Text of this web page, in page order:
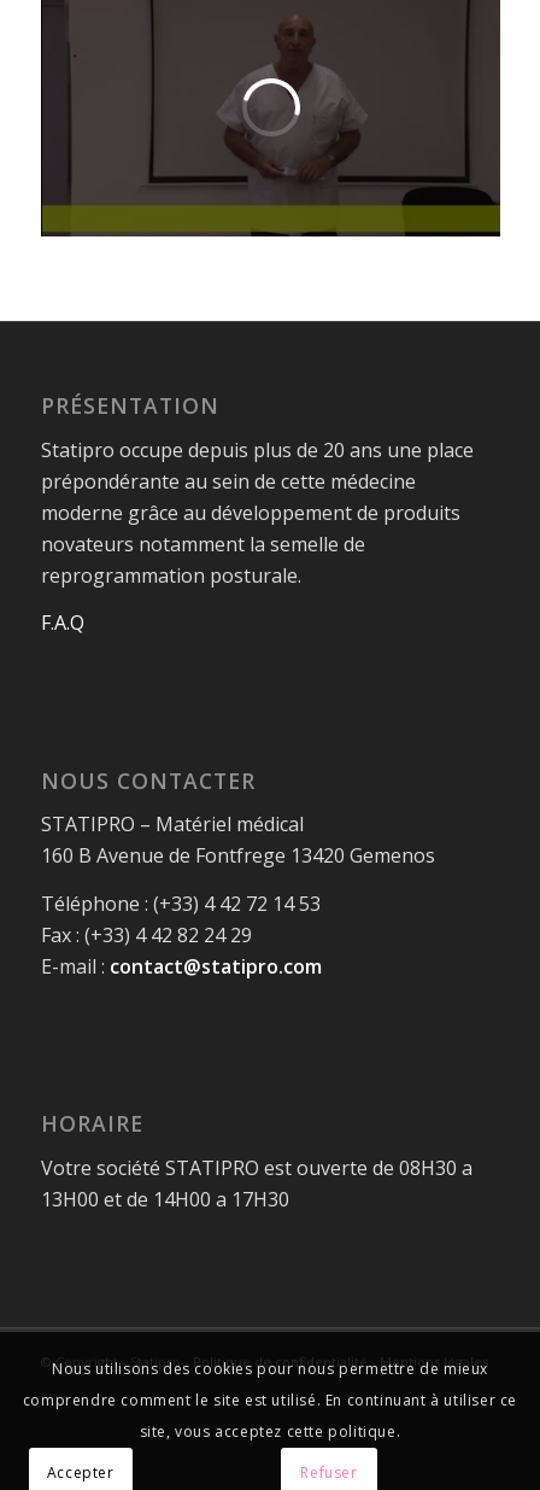
PRÉSENTATION
Statipro occupe depuis plus de 20 ans une place
prépondérante au sein de cette médecine
moderne grâce au développement de produits
novateurs notamment la semelle de
reprogrammation posturale.
F.A.Q
NOUS CONTACTER
STATIPRO – Matériel médical
160 B Avenue de Fontfrege 13420 Gemenos
Téléphone : (+33) 4 42 72 14 53
Fax : (+33) 4 42 82 24 29
E-mail : contact@statipro.com
HORAIRE
Votre société STATIPRO est ouverte de 08H30 a
13H00 et de 14H00 a 17H30
© Copyright - Statipro - Politique de confidentialité Mentions légales
Nous utilisons des cookies pour nous permettre de mieux
comprendre comment le site est utilisé. En continuant à utiliser ce
site, vous acceptez cette politique.
Accepter Refuser